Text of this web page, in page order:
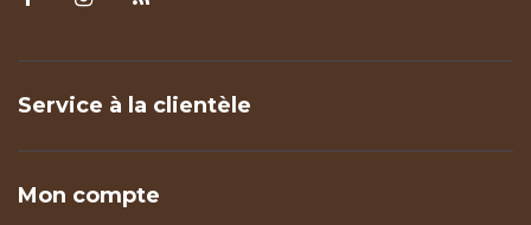
Service à la clientèle
Mon compte